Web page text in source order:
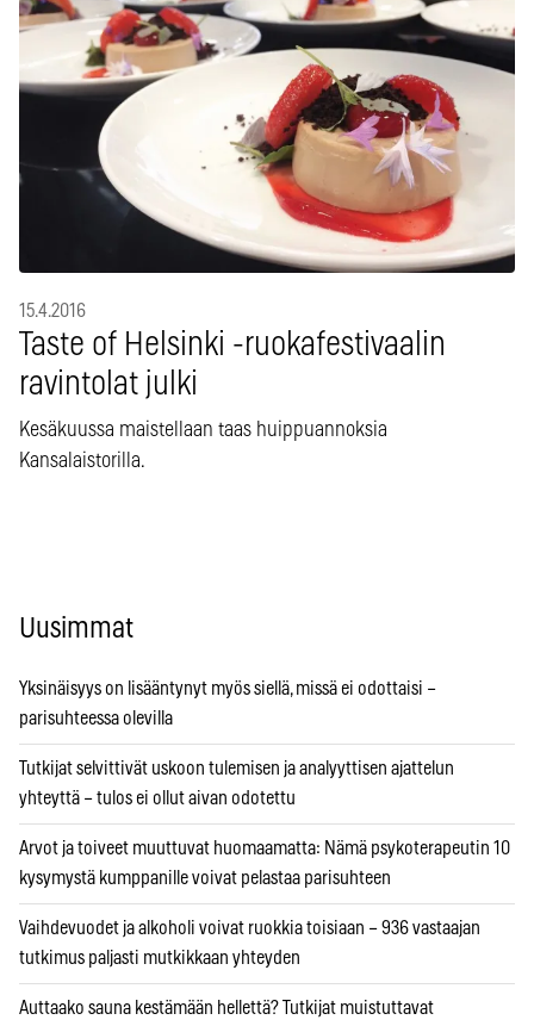
15.4.2016
Taste of Helsinki -ruokafestivaalin
ravintolat julki
Kesäkuussa maistellaan taas huippuannoksia
Kansalaistorilla.
Uusimmat
Yksinäisyys on lisääntynyt myös siellä, missä ei odottaisi –
parisuhteessa olevilla
Tutkijat selvittivät uskoon tulemisen ja analyyttisen ajattelun
yhteyttä – tulos ei ollut aivan odotettu
Arvot ja toiveet muuttuvat huomaamatta: Nämä psykoterapeutin 10
kysymystä kumppanille voivat pelastaa parisuhteen
Vaihdevuodet ja alkoholi voivat ruokkia toisiaan – 936 vastaajan
tutkimus paljasti mutkikkaan yhteyden
Auttaako sauna kestämään hellettä? Tutkijat muistuttavat